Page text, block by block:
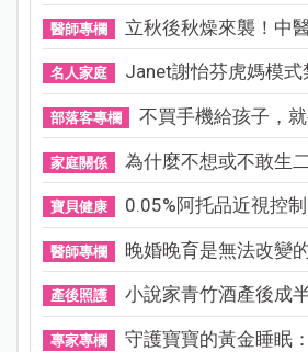
醫師專欄 立秋後秋燥來襲！中
名人家庭 Janet謝怡芬虎媽模式
部落客專欄 不買手機給孩子，
家庭關係 為什麼不想或不敢生
寶貝健康 0.05%阿托品近視控
醫師專欄 晚婚晚育是無法改變
產後照護 小說家青竹酒產後成
專家專欄 守護寶寶的黃金睡眠